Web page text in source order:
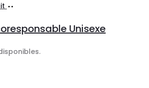
panier
Unisexe